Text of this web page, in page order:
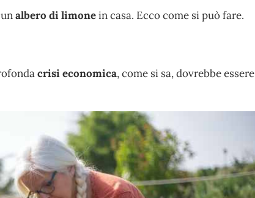
albero di limonein casa. Ecco come si può fare.
crisi economica, come si sa, dovrebbe essere